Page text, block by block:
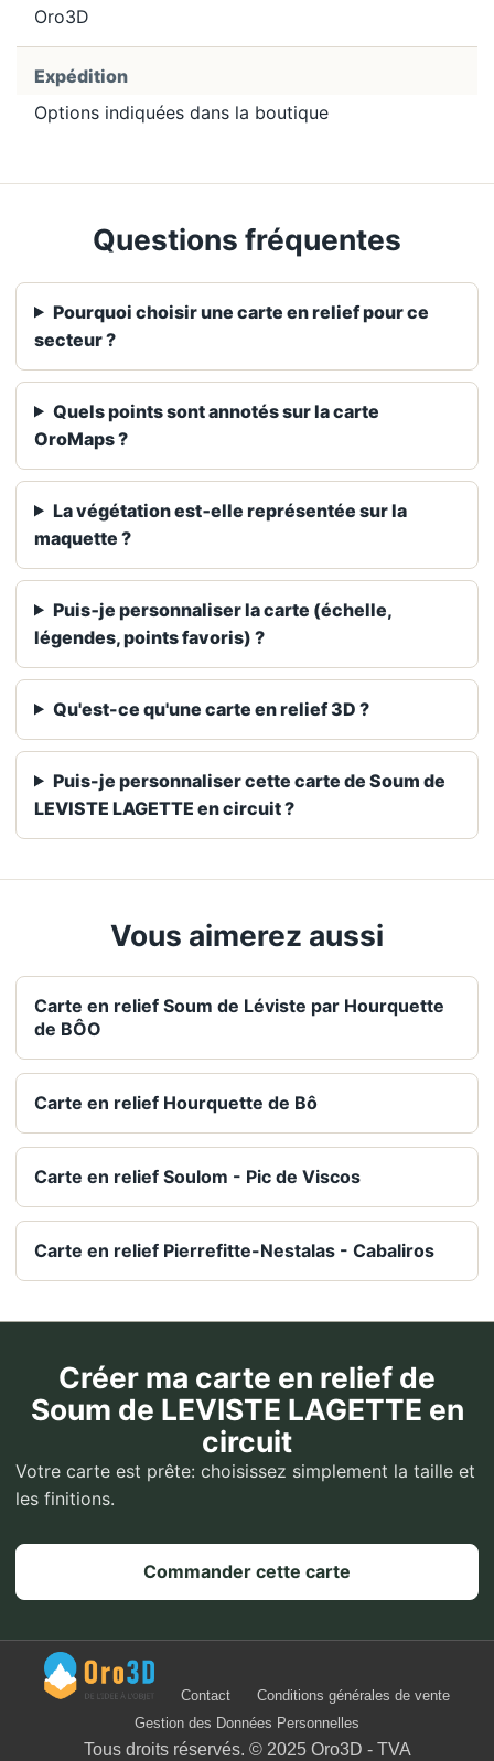
Oro3D
Expédition
Options indiquées dans la boutique
Questions fréquentes
Pourquoi choisir une carte en relief pour ce
secteur ?
Quels points sont annotés sur la carte
OroMaps ?
La végétation est‑elle représentée sur la
maquette ?
Puis‑je personnaliser la carte (échelle,
légendes, points favoris) ?
Qu'est-ce qu'une carte en relief 3D ?
Puis-je personnaliser cette carte de Soum de
LEVISTE LAGETTE en circuit ?
Vous aimerez aussi
Carte en relief Soum de Léviste par Hourquette
de BÔO
Carte en relief Hourquette de Bô
Carte en relief Soulom - Pic de Viscos
Carte en relief Pierrefitte-Nestalas - Cabaliros
Créer ma carte en relief de
Soum de LEVISTE LAGETTE en
circuit
Votre carte est prête: choisissez simplement la taille et
les finitions.
Commander cette carte
Contact
Conditions générales de vente
Gestion des Données Personnelles
Tous droits réservés. © 2025 Oro3D - TVA